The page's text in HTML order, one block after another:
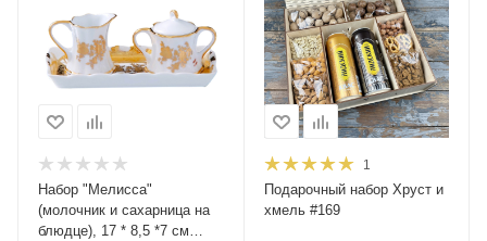
Набор "Мелисса"
(молочник и сахарница на
блюдце), 17 * 8,5 *7 см
1
Подарочный набор Хруст и
хмель #169